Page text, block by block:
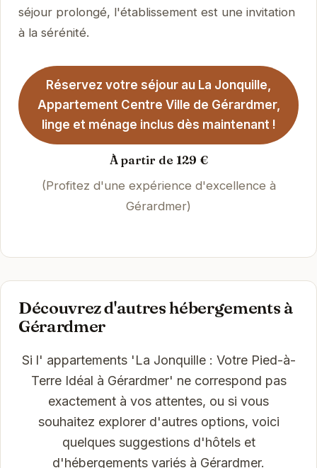
séjour prolongé, l'établissement est une invitation
à la sérénité.
Réservez votre séjour au La Jonquille,
Appartement Centre Ville de Gérardmer,
linge et ménage inclus dès maintenant !
À partir de 129 €
(Profitez d'une expérience d'excellence à
Gérardmer)
Découvrez d'autres hébergements à
Gérardmer
Si l' appartements 'La Jonquille : Votre Pied-à-
Terre Idéal à Gérardmer' ne correspond pas
exactement à vos attentes, ou si vous
souhaitez explorer d'autres options, voici
quelques suggestions d'hôtels et
d'hébergements variés à Gérardmer.